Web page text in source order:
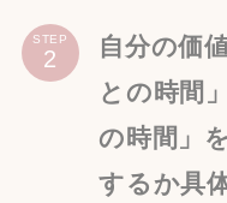
STEP
自分の価
との時間
の時間」
するか具